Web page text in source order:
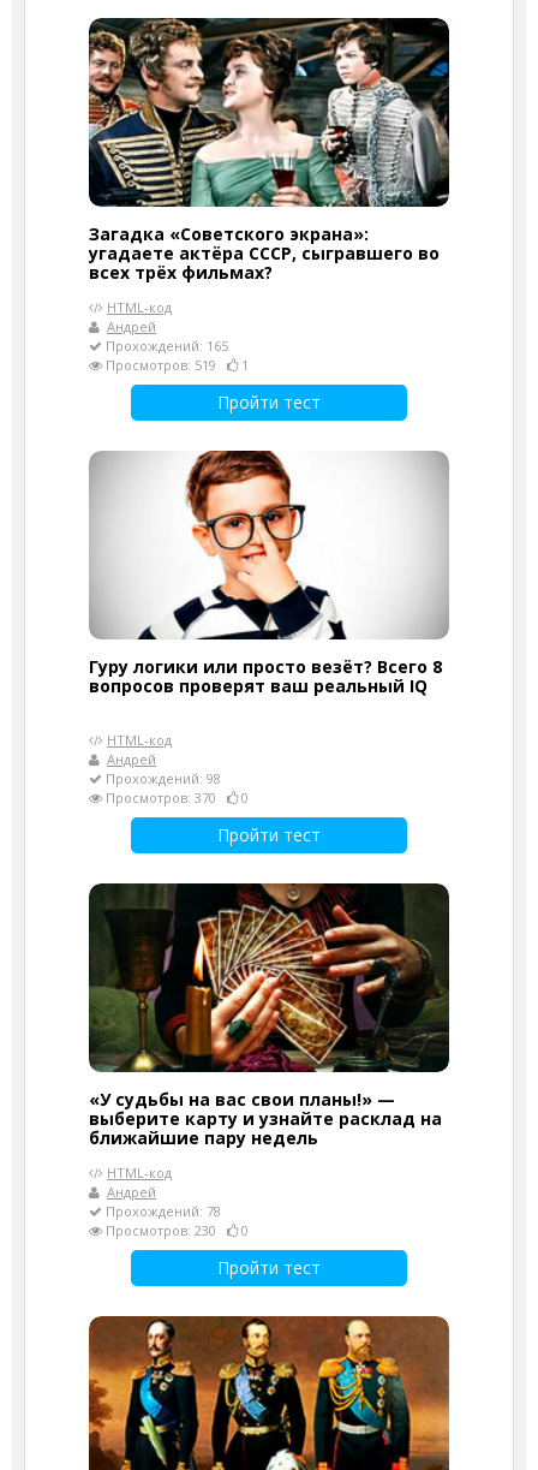
Загадка «Советского экрана»:
угадаете актёра СССР, сыгравшего во
всех трёх фильмах?
HTML-код
Андрей
Прохождений: 165
Просмотров: 519
1
Пройти тест
Гуру логики или просто везёт? Всего 8
вопросов проверят ваш реальный IQ
HTML-код
Андрей
Прохождений: 98
Просмотров: 370
0
Пройти тест
«У судьбы на вас свои планы!» —
выберите карту и узнайте расклад на
ближайшие пару недель
HTML-код
Андрей
Прохождений: 78
Просмотров: 230
0
Пройти тест